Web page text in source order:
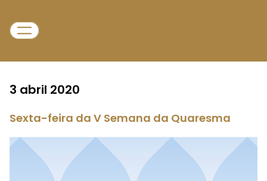
3 abril 2020
Sexta-feira da V Semana da Quaresma